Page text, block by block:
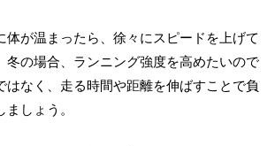
体が温まったら、徐々にスピードを上げて
冬の場合、ランニング強度を高めたいので
はなく、走る時間や距離を伸ばすことで負
しょう。